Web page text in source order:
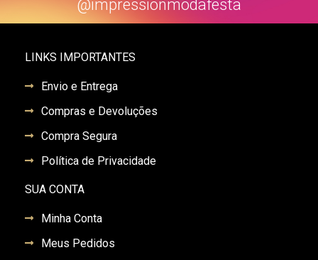
@impressionmodafesta
LINKS IMPORTANTES
Envio e Entrega
Compras e Devoluções
Compra Segura
Política de Privacidade
SUA CONTA
Minha Conta
Meus Pedidos